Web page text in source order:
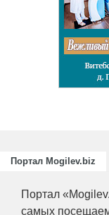
Портал Mogilev.biz
Портал
самых